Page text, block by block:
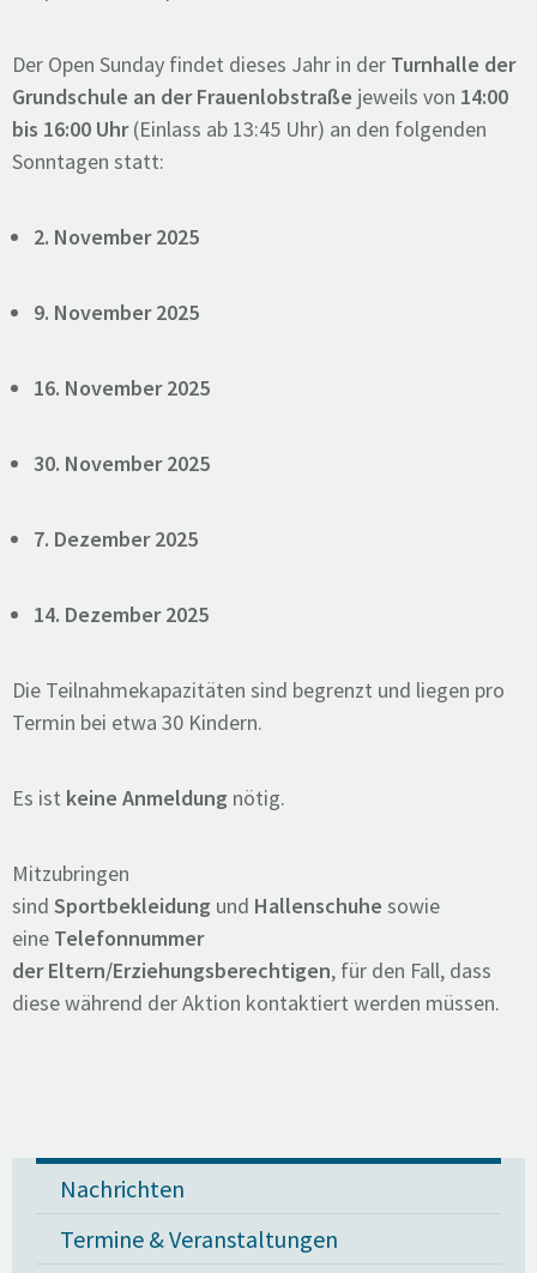
Der Open Sunday findet dieses Jahr in der Turnhalle der
Grundschule an der Frauenlobstraße jeweils von 14:00
bis 16:00 Uhr(Einlass ab 13:45 Uhr) an den folgenden
Sonntagen statt:
2. November 2025
9. November 2025
16. November 2025
30. November 2025
7. Dezember 2025
14. Dezember 2025
Die Teilnahmekapazitäten sind begrenzt und liegen pro
Termin bei etwa 30 Kindern.
Es ist keine Anmeldung nötig.
Mitzubringen
sind Sportbekleidung und Hallenschuhe sowie
eine Telefonnummer
der Eltern/Erziehungsberechtigen, für den Fall, dass
diese während der Aktion kontaktiert werden müssen.
Nachrichten
Termine & Veranstaltungen